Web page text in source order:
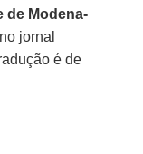
de Modena-
jornal
é de